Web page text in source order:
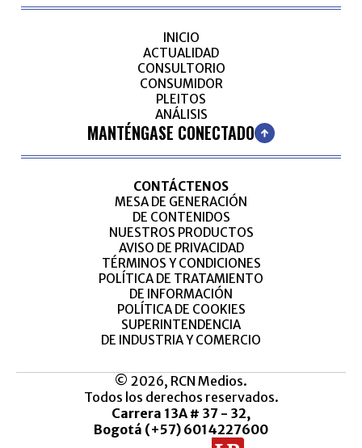
INICIO
ACTUALIDAD
CONSULTORIO
CONSUMIDOR
PLEITOS
ANÁLISIS
MANTÉNGASE CONECTADO
CONTÁCTENOS
MESA DE GENERACIÓN
DE CONTENIDOS
NUESTROS PRODUCTOS
AVISO DE PRIVACIDAD
TÉRMINOS Y CONDICIONES
POLÍTICA DE TRATAMIENTO
DE INFORMACIÓN
POLÍTICA DE COOKIES
SUPERINTENDENCIA
DE INDUSTRIA Y COMERCIO
© 2026, RCN Medios.
Todos los derechos reservados.
Carrera 13A # 37 - 32,
Bogotá (+57) 6014227600